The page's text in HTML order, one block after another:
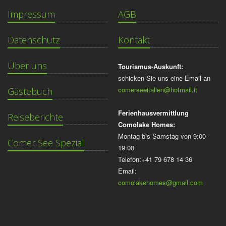
Impressum
Datenschutz
Über uns
Gästebuch
Reiseberichte
Comer See Spezial
AGB
Kontakt
Tourismus-Auskunft:
schicken Sie uns eine Email an
comerseeitalien@hotmail.it
Ferienhausvermittlung
Comolake Homes:
Montag bis Samstag von 9:00 -
19:00
Telefon:+41 79 678 14 36
Email:
comolakehomes@gmail.com